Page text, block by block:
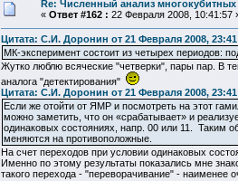
Re: Численный анализ многокубитных
« Ответ #162 : 22 Февраля 2008, 10:41:57
Цитата: С.И. Доронин от 21 Февраля 2008,
МК-эксперимент состоит из четырех периодов:
Жутко люблю всяческие "четверки", пары пар. В
аналога "детектирования"
Цитата: С.И. Доронин от 21 Февраля 2008,
Если же отойти от ЯМР и посмотреть на этот
можно заметить, что он «срабатывает» и
одинаковых состояниях, напр. 00 или 11. Таким
меняются на противоположные.
На счет переходов при условии одинаковых
Именно по этому результаты показались мне
такого перехода - "переворачивание" - наименее